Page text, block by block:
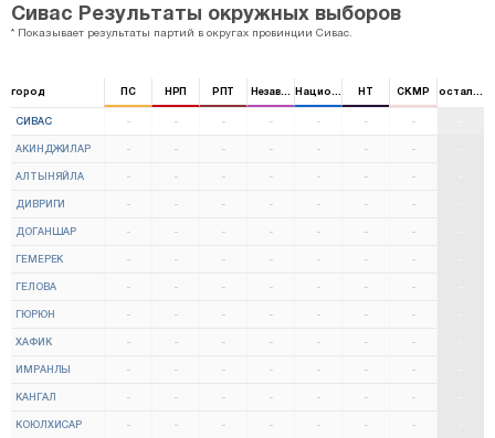
Сивас Результаты окружных выборов
* Показывает результаты партий в округах провинции Сивас.
город ПС НРП РПТ НезависимыйНациональная партия
НТ CKMP
СИВАС - - - - - - -
АКИНДЖИЛАР - - - - - - -
АЛТЫНЯЙЛА - - - - - - -
ДИВРИГИ - - - - - - -
ДОГАНШАР - - - - - - -
ГЕМЕРЕК - - - - - - -
ГЕЛОВА - - - - - - -
ГЮРЮН - - - - - - -
ХАФИК - - - - - - -
ИМРАНЛЫ - - - - - - -
КАНГАЛ - - - - - - -
КОЮЛХИСАР - - - - - - -